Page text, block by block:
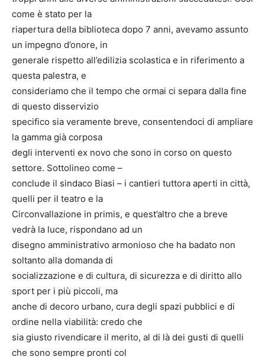
come è stato per la
riapertura della biblioteca dopo 7 anni, avevamo assunto
un impegno d’onore, in
generale rispetto all’edilizia scolastica e in riferimento a
questa palestra, e
consideriamo che il tempo che ormai ci separa dalla fine
di questo disservizio
specifico sia veramente breve, consentendoci di ampliare
la gamma già corposa
degli interventi ex novo che sono in corso on questo
settore. Sottolineo come –
conclude il sindaco Biasi – i cantieri tuttora aperti in città,
quelli per il teatro e la
Circonvallazione in primis, e quest’altro che a breve
vedrà la luce, rispondano ad un
disegno amministrativo armonioso che ha badato non
soltanto alla domanda di
socializzazione e di cultura, di sicurezza e di diritto allo
sport per i più piccoli, ma
anche di decoro urbano, cura degli spazi pubblici e di
ordine nella viabilità: credo che
sia giusto rivendicare il merito, al di là dei gusti di quelli
che sono sempre pronti col